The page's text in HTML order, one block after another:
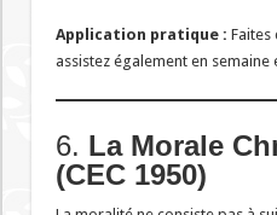
Application pratique : Faites
assistez également en
6. La Morale
(CEC 1950)